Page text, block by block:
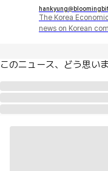
The Korea
news on Korean
このニュース、どう思い